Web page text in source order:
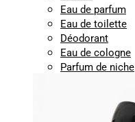
Eau de parfum
Eau de toilette
Déodorant
Eau de cologne
Parfum de niche